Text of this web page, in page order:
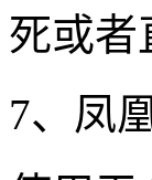
死或者
7、凤